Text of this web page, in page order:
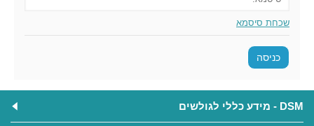
שכחת סיסמא
DSM - מידע כללי לגולשים